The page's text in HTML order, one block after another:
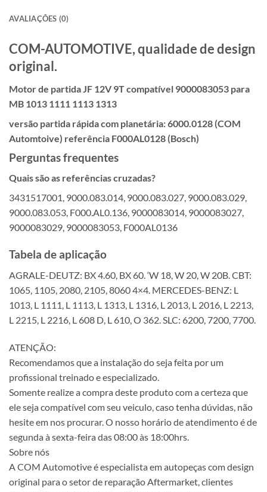
AVALIAÇÕES (0)
COM-AUTOMOTIVE, qualidade de design
original.
Motor de partida JF 12V 9T compatível 9000083053 para
MB 1013 1111 1113 1313
versão partida rápida com planetária: 6000.0128 (COM
Automtoive) referência F000AL0128 (Bosch)
Perguntas frequentes
Quais são as referências cruzadas?
3431517001, 9000.083.014, 9000.083.027, 9000.083.029,
9000.083.053, F000.AL0.136, 9000083014, 9000083027,
9000083029, 9000083053, F000AL0136
Tabela de aplicação
AGRALE-DEUTZ: BX 4.60, BX 60. ‘W 18, W 20, W 20B. CBT:
1065, 1105, 2080, 2105, 8060 4×4. MERCEDES-BENZ: L
1013, L 1111, L 1113, L 1313, L 1316, L 2013, L 2016, L 2213,
L 2215, L 2216, L 608 D, L 610, O 362. SLC: 6200, 7200, 7700.
ATENÇÃO:
Recomendamos que a instalação do seja feita por um
profissional treinado e especializado.
Somente realize a compra deste produto com a certeza que
ele seja compatível com seu veiculo, caso tenha dúvidas, não
hesite em nos procurar. O nosso horário de atendimento é de
segunda à sexta-feira das 08:00 às 18:00hrs.
Sobre nós
A COM Automotive é especialista em autopeças com design
original para o setor de reparação Aftermarket, clientes